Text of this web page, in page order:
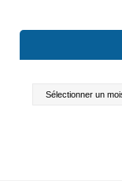
Archives